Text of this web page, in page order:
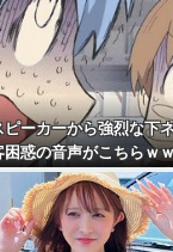
ーカーから強烈な下
困惑の音声がこちらｗ